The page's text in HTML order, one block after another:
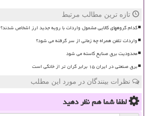
تازه ترین مطالب مرتبط
کدام گروههای کالایی مشمول واردات با رویه جدید ارز اشخاص شدند؟
واردات تلفن همراه چه زمانی از سر گرفته می شود؟
محدودیت برق صنایع کاسته می شود
برق صنعتی در ایران ۱۵ برابر گران تر از خانگی است
نظرات بینندگان در مورد این مطلب
لطفا شما همنظر دهید